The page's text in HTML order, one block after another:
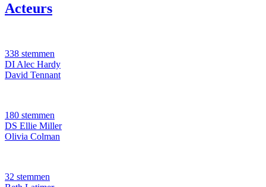
Acteurs
338 stemmen
DI Alec Hardy
David Tennant
180 stemmen
DS Ellie Miller
Olivia Colman
32 stemmen